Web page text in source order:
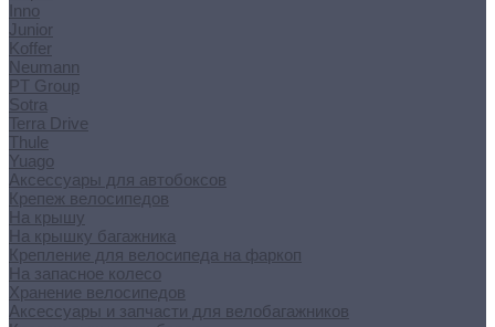
Inno
Junior
Koffer
Neumann
PT Group
Sotra
Terra Drive
Thule
Yuago
Аксессуары для автобоксов
Крепеж велосипедов
На крышу
На крышку багажника
Крепление для велосипеда на фаркоп
На запасное колесо
Хранение велосипедов
Аксессуары и запчасти для велобагажников